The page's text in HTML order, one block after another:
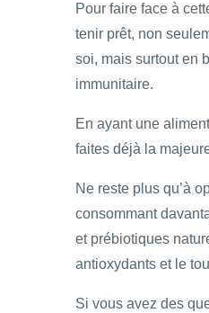
Pour faire face à
tenir prêt, non
soi, mais surtout en
immunitaire.
En ayant une
faites déjà la
Ne reste plus qu’à
consommant
et prébiotiques
antioxydants et le
Si vous avez des